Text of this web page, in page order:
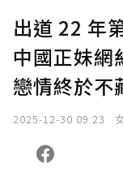
出道 22 年
中國正妹網
戀情終於不
2025-12-30 09:23